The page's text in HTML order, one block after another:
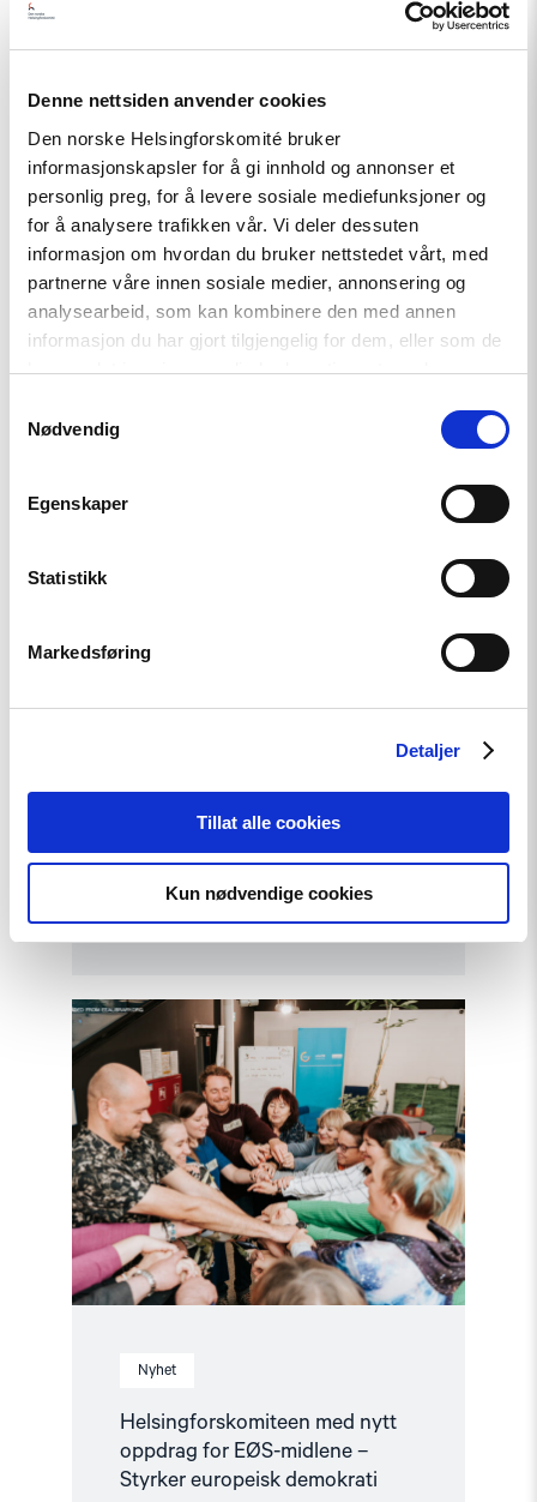
Denne nettsiden anvender cookies
Den norske Helsingforskomité bruker
informasjonskapsler for å gi innhold og annonser et
personlig preg, for å levere sosiale mediefunksjoner og
for å analysere trafikken vår. Vi deler dessuten
informasjon om hvordan du bruker nettstedet vårt, med
partnerne våre innen sosiale medier, annonsering og
analysearbeid, som kan kombinere den med annen
informasjon du har gjort tilgjengelig for dem, eller som de
har samlet inn gjennom din bruk av tjenestene deres.
Nødvendig
Egenskaper
Statistikk
Markedsføring
Detaljer
Tillat alle cookies
Kun nødvendige cookies
Nyhet
Møt Helsingforskomiteen på
Arendalsuka 2026
Tydelig støtte i Haag til «People
Nyhet
Helsingforskomiteen med nytt
oppdrag for EØS-midlene –
Styrker europeisk demokrati
Read
article
"Helsingforskomiteen
med
nytt
oppdrag
for
EØS-
midlene
–
Styrker
europeisk
demokrati"